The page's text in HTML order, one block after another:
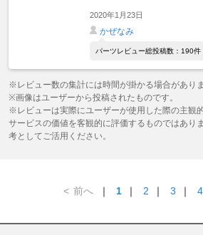
2020年1月23日
かぜなみ
パーツレビュー総投稿数：190件
※レビュー数の集計には時間が掛かる場合がありま
※画像はユーザーから投稿されたものです。
※レビューは実際にユーザーが使用した際の主観
サービスの価値を客観的に評価するものではあり
考としてご活用ください。
< 前へ ｜ 1 ｜ 2 ｜ 3 ｜ 4